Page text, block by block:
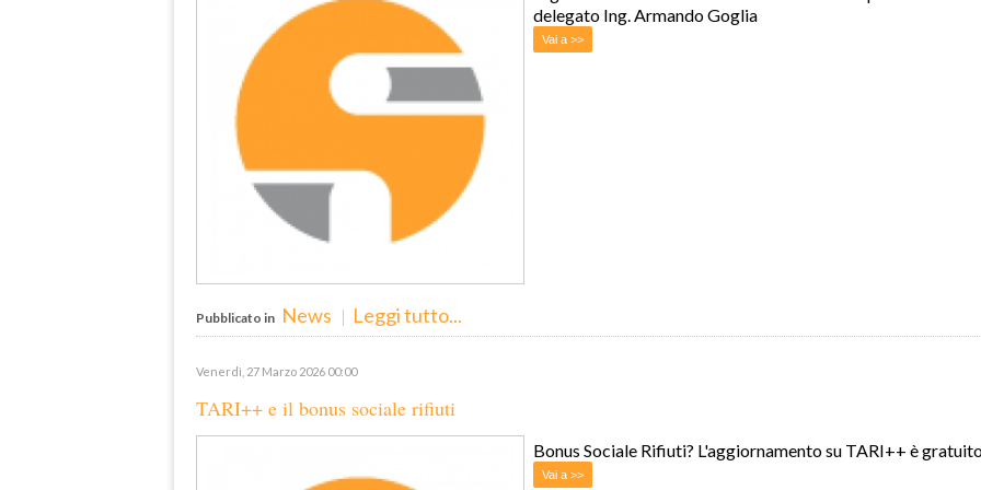
delegato Ing. Armando Goglia
Vai a >>
Pubblicato in News Leggi tutto...
Venerdì, 27 Marzo 2026 00:00
TARI++ e il bonus sociale rifiuti
Bonus Sociale Rifiuti? L'aggiornamento su TARI++ è
Vai a >>